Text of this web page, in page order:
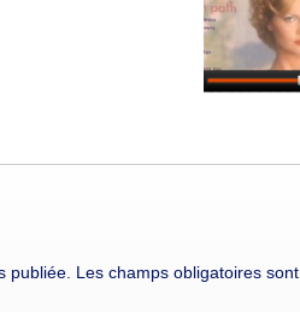
publiée. Les champs obligatoires sont